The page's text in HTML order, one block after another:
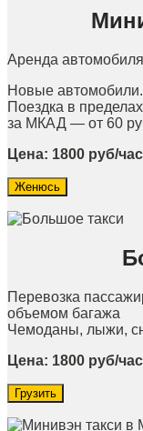
Аренда
Новые
Поездка в
за МКАД — от 60
Цена: 1800 руб/час
Женюсь
Перевозка
объемом багажа
Чемоданы, лыжи,
Цена: 1800 руб/час
Грузить